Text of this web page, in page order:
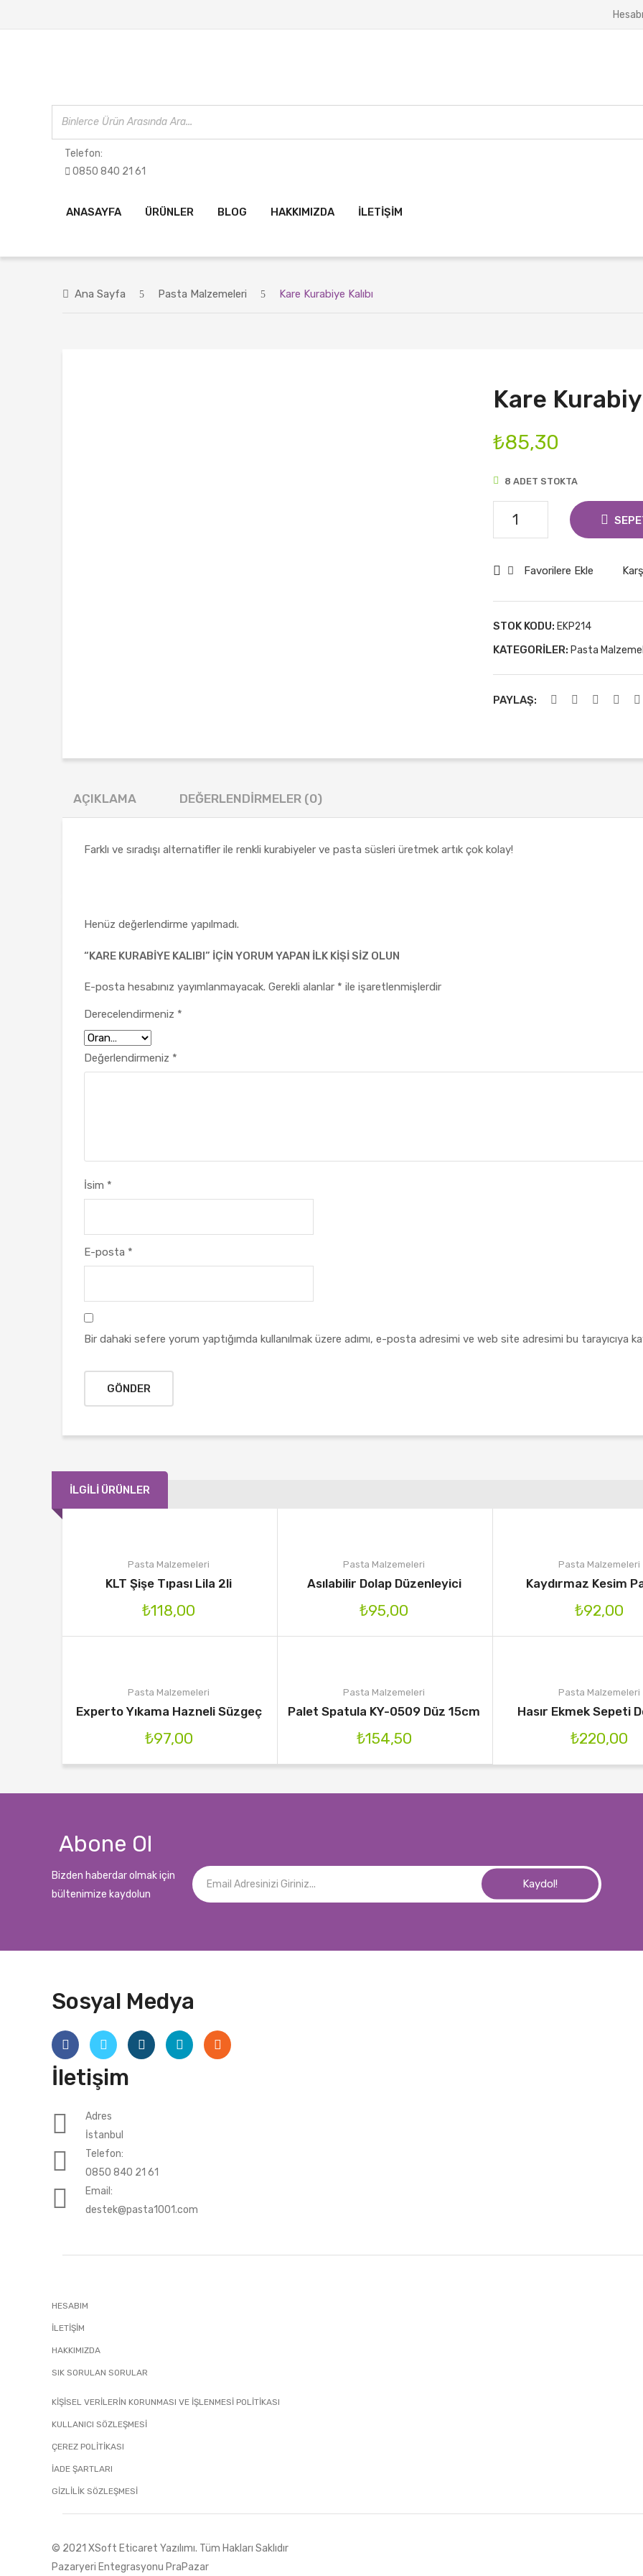
Telefon:
0850 840 21 61
ANASAYFA ÜRÜNLER BLOG HAKKIMIZDA İLETIŞIM
Ana Sayfa Pasta Malzemeleri Kare Kurabiye Kalıbı
Kare
₺85,30
8 ADET STOKTA
adet
Favorilere Ekle
STOK KODU: EKP214
KATEGORILER: Pasta
PAYLAŞ:
AÇIKLAMA DEĞERLENDIRMELER (0)
Farklı ve sıradışı alternatifler ile renkli kurabiyeler ve pasta süsleri üretmek artık çok kolay!
Henüz değerlendirme yapılmadı.
“KARE KURABIYE KALIBI” IÇIN YORUM YAPAN ILK KIŞI SIZ OLUN
E-posta hesabınız yayımlanmayacak. Gerekli alanlar * ile işaretlenmişlerdir
Derecelendirmeniz *
Değerlendirmeniz *
İsim *
E-posta *
Bir dahaki sefere yorum yaptığımda kullanılmak üzere adımı, e-posta adresimi ve web site adresimi bu tarayıcıya
İLGILI ÜRÜNLER
Pasta Malzemeleri
KLT Şişe Tıpası Lila 2li
₺118,00
Pasta Malzemeleri
Asılabilir Dolap Düzenleyici
₺95,00
Pasta Malzemeleri
Kaydırmaz Kesim
₺92,00
Pasta Malzemeleri
Experto Yıkama Hazneli Süzgeç
₺97,00
Pasta Malzemeleri
Palet Spatula KY-0509 Düz 15cm
₺154,50
Pasta Malzemeleri
Hasır Ekmek Sepeti
₺220,00
Abone Ol
Bizden haberdar olmak için
bültenimize kaydolun
Kaydol!
Sosyal Medya
İletişim
Adres
İstanbul
Telefon:
0850 840 21 61
Email:
destek@pasta1001.com
HESABIM
İLETIŞIM
HAKKIMIZDA
SIK SORULAN SORULAR
KİŞİSEL VERİLERİN KORUNMASI VE İŞLENMESİ POLİTİKASI
KULLANICI SÖZLEŞMESİ
ÇEREZ POLİTİKASI
İADE ŞARTLARI
GIZLILIK SÖZLEŞMESI
© 2021 XSoft Eticaret Yazılımı. Tüm Hakları Saklıdır
Pazaryeri Entegrasyonu PraPazar